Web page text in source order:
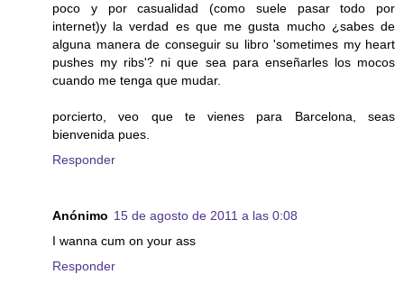
poco y por casualidad (como suele pasar todo por
internet)y la verdad es que me gusta mucho ¿sabes de
alguna manera de conseguir su libro 'sometimes my heart
pushes my ribs'? ni que sea para enseñarles los mocos
cuando me tenga que mudar.
porcierto, veo que te vienes para Barcelona, seas
bienvenida pues.
Responder
Anónimo 15 de agosto de 2011 a las 0:08
I wanna cum on your ass
Responder